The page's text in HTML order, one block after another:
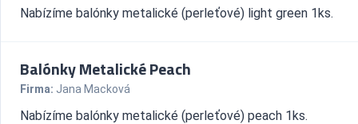
Nabízíme balónky metalické (perleťové) light green 1ks.
Balónky Metalické Peach
Firma: Jana Macková
Nabízíme balónky metalické (perleťové) peach 1ks.